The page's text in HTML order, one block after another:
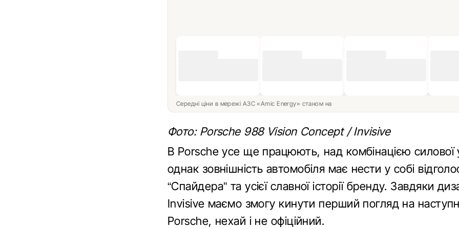
Середні ціни в мережі АЗС «Amic Energy» станом на
Фото: Porsche 988 Vision Concept / Invisive
В Porsche усе ще працюють, над комбінацією силової
однак зовнішність автомобіля має нести у собі
“Спайдера” та усієї славної історії бренду. Завдяки
Invisive маємо змогу кинути перший погляд на
Porsche, нехай і не офіційний.